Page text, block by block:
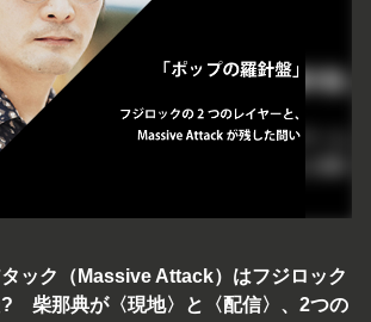
ック（Massive Attack）はフジロック
柴那典が〈現地〉と〈配信〉、2つの